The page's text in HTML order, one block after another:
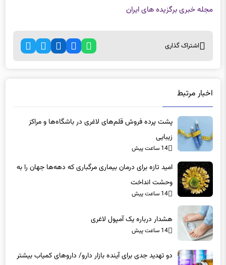
مجله خبری برگزیده های ایران
اشتراک گذاری
اخبار مرتبط
پشت پرده فروش قلم‌های لاغری در باشگاه‌ها و مراکز
زیبایی
14 ساعت پیش
امید تازه برای درمان بیماری مرگباری که دهه‌ها جهان را به
وحشت انداخت
14 ساعت پیش
هشدار درباره یک آمپول لاغری
14 ساعت پیش
دو تهدید جدی برای آینده بازار دارو/ داروهای کمیاب بیشتر